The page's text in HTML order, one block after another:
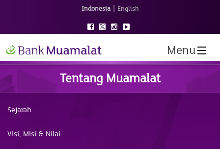
Indonesia | English
Menu
Tentang Muamalat
Sejarah
Visi, Misi & Nilai